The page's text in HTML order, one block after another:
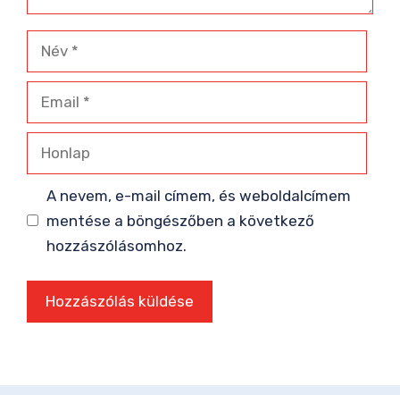
Név
Email
Honlap
A nevem, e-mail címem, és weboldalcímem
mentése a böngészőben a következő
hozzászólásomhoz.